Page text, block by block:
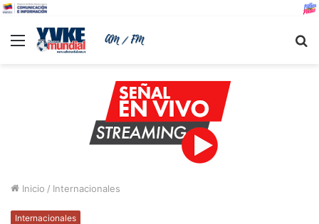
Menu
Inicio / Internacionales
Internacionales